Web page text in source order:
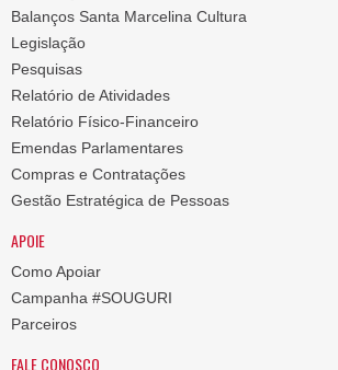
Balanços Santa Marcelina Cultura
Legislação
Pesquisas
Relatório de Atividades
Relatório Físico-Financeiro
Emendas Parlamentares
Compras e Contratações
Gestão Estratégica de Pessoas
APOIE
Como Apoiar
Campanha #SOUGURI
Parceiros
FALE CONOSCO